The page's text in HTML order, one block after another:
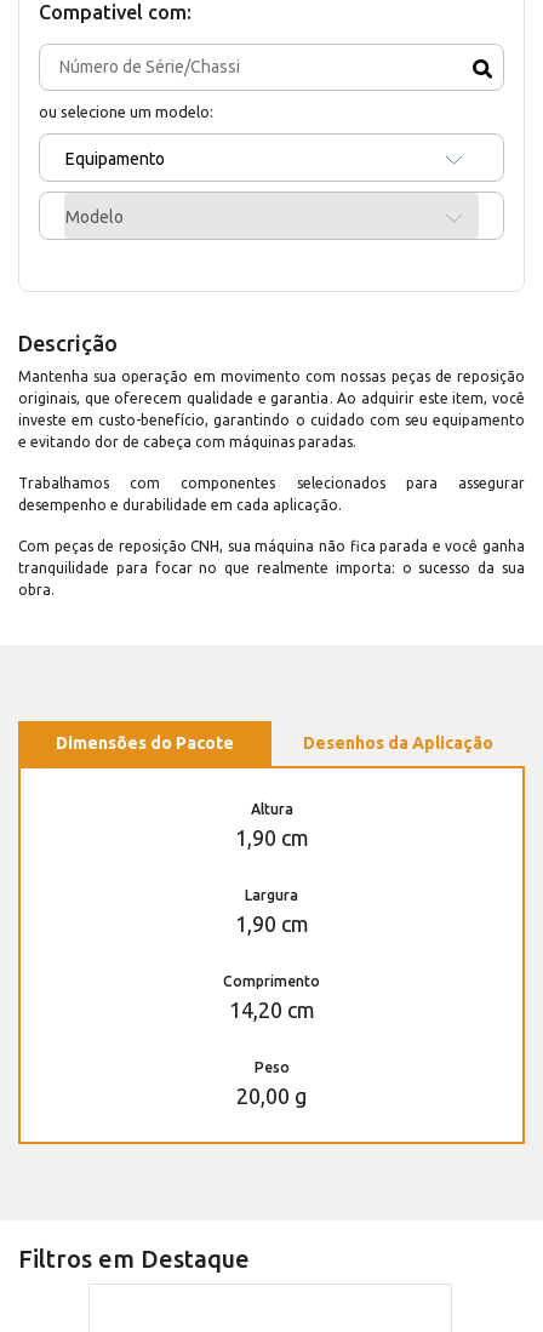
Compativel com:
ou selecione um modelo:
Equipamento
Modelo
Descrição
Mantenha sua operação em movimento com nossas peças de reposição
originais, que oferecem qualidade e garantia. Ao adquirir este item, você
investe em custo-benefício, garantindo o cuidado com seu equipamento
e evitando dor de cabeça com máquinas paradas.
Trabalhamos com componentes selecionados para assegurar
desempenho e durabilidade em cada aplicação.
Com peças de reposição CNH, sua máquina não fica parada e você ganha
tranquilidade para focar no que realmente importa: o sucesso da sua
obra.
Dimensões do Pacote Desenhos da Aplicação
Altura
1,90 cm
Largura
1,90 cm
Comprimento
14,20 cm
Peso
20,00 g
Filtros em Destaque